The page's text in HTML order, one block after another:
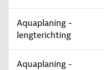
Aquaplaning -
lengterichting
Aquaplaning -